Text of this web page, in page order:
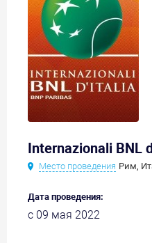
Internazionali BNL
Место проведения Рим,
Дата проведения:
с 09 мая 2022